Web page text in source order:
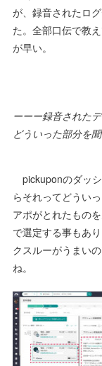
が、録音されたロ
た。全部口伝で教
が早い。
ーーー録音された
どういった部分を
pickuponのダッ
らそれってどうい
アポがとれたもの
で選定する事もあ
クスルーがうまい
ね。